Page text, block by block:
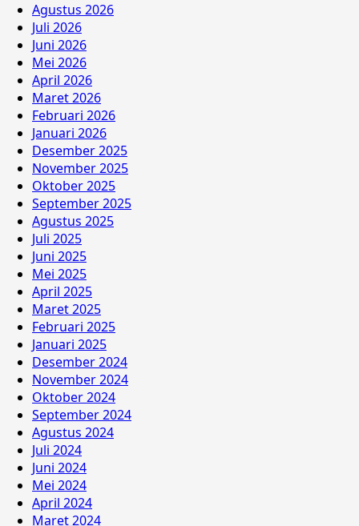
Agustus 2026
Juli 2026
Juni 2026
Mei 2026
April 2026
Maret 2026
Februari 2026
Januari 2026
Desember 2025
November 2025
Oktober 2025
September 2025
Agustus 2025
Juli 2025
Juni 2025
Mei 2025
April 2025
Maret 2025
Februari 2025
Januari 2025
Desember 2024
November 2024
Oktober 2024
September 2024
Agustus 2024
Juli 2024
Juni 2024
Mei 2024
April 2024
Maret 2024